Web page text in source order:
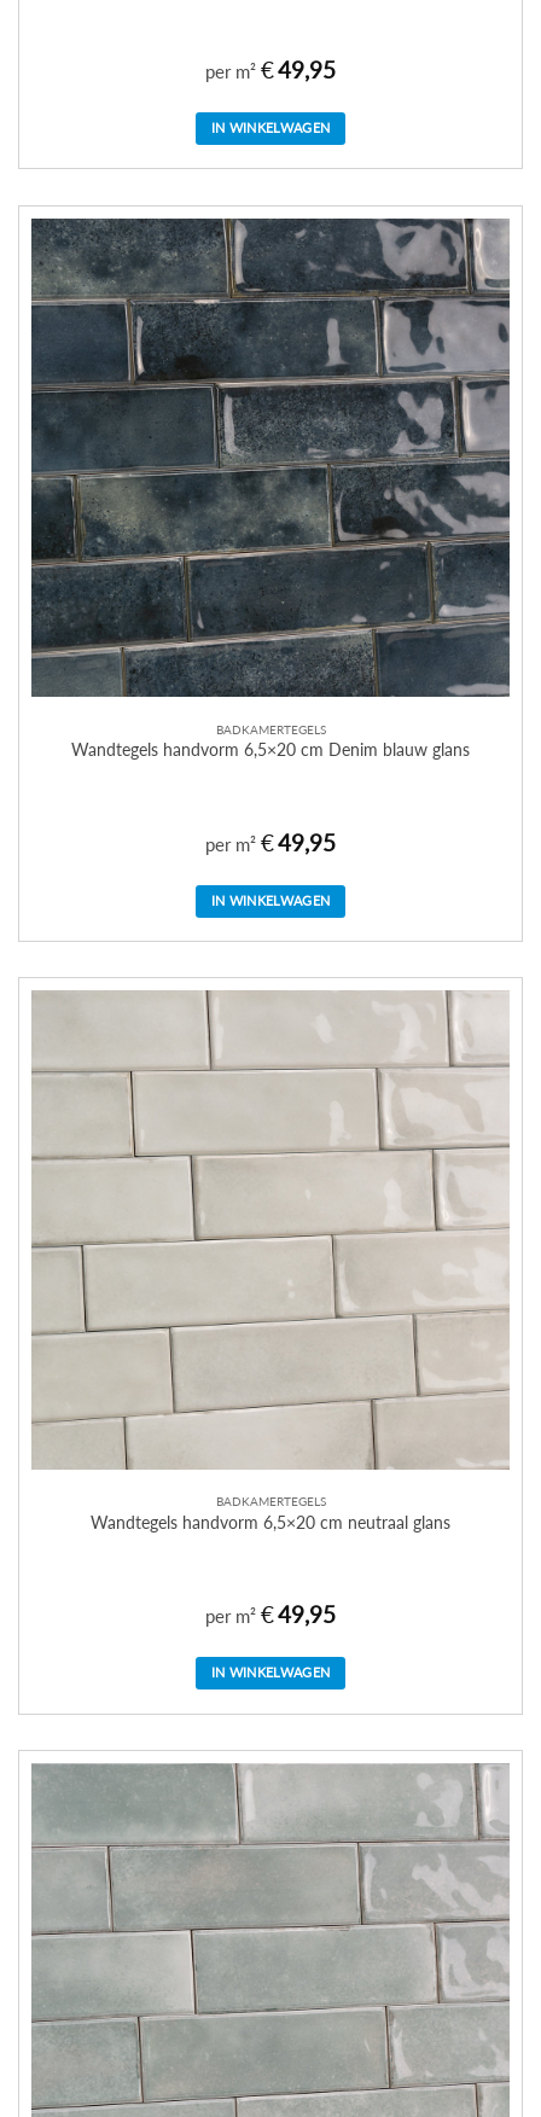
per m² €49,95
IN WINKELWAGEN
BADKAMERTEGELS
Wandtegels handvorm 6,5×20 cm Denim blauw glans
per m² €49,95
IN WINKELWAGEN
BADKAMERTEGELS
Wandtegels handvorm 6,5×20 cm neutraal glans
per m² €49,95
IN WINKELWAGEN